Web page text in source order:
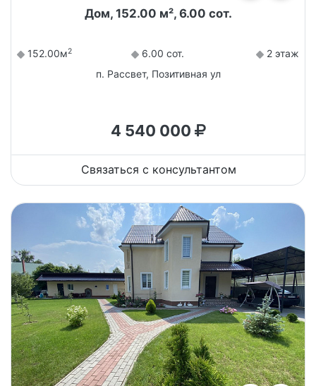
Дом, 152.00 м², 6.00 сот.
152.00м2 6.00 сот.
2 этаж
п. Рассвет, Позитивная ул
4 540 000
Связаться с консультантом